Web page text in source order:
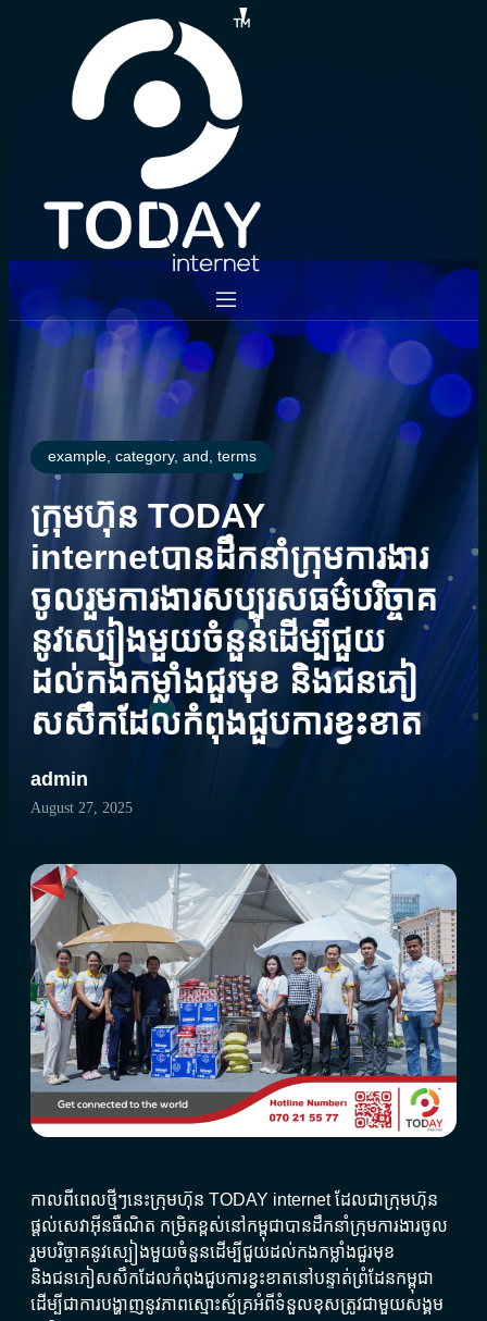
example, category, and, terms
ក្រុមហ៊ុន TODAY
internetបានដឹកនាំក្រុមការងារ
ចូលរួមការងារសប្បុរសធម៌បរិច្ចាគ
នូវស្បៀងមួយចំនួន​ដើម្បីជួយ
ដល់កងកម្លាំងជួរមុខ និងជនភៀ
សសឹកដែលកំពុងជួបការខ្វះខាត
admin
August 27, 2025
កាលពីពេលថ្មីៗនេះក្រុមហ៊ុន​ TODAY internet ដែលជាក្រុមហ៊ុន
ផ្តល់សេវាអុីនធឺណិត កម្រិតខ្ពស់នៅកម្ពុជាបានដឹកនាំក្រុមការងារចូល
រួមបរិច្ចាគនូវស្បៀងមួយចំនួន​ដើម្បីជួយដល់កងកម្លាំងជួរមុខ​
និងជនភៀសសឹកដែលកំពុងជួបការខ្វះខាតនៅបន្ទាត់ព្រំដែនកម្ពុជា
ដើម្បីជាការបង្ហាញនូវភាពស្មោះស្ម័គ្រអំពីទំនួលខុសត្រូវជាមួយសង្គម